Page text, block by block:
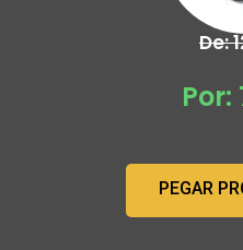
De:
Por:
PEGAR